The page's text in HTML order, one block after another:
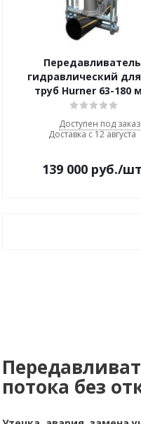
Передавливатель
гидравлический
труб Hurner 63-180
Доступен под заказ
Доставка с 12 августа
139 000 руб./шт
потока без